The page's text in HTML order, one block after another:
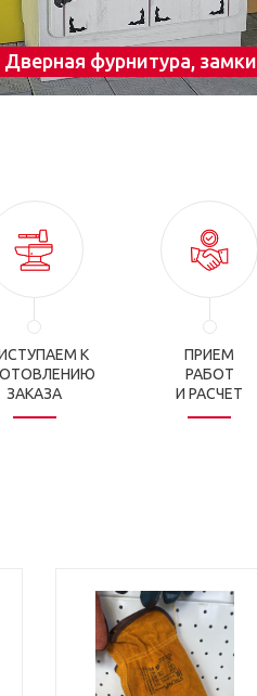
Дверная фурнитура, замки
К
ЗАКАЗА
ПРИЕМ
РАБОТ
И РАСЧЕТ